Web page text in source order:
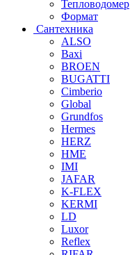
Тепловодомер
Формат
Сантехника
ALSO
Baxi
BROEN
BUGATTI
Cimberio
Global
Grundfos
Hermes
HERZ
HME
IMI
JAFAR
K-FLEX
KERMI
LD
Luxor
Reflex